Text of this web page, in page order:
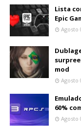
Lista
Epic
Agosto
mod
Agosto
60%
Agosto